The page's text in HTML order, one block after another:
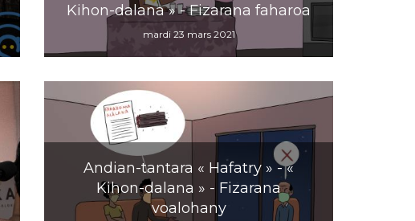
Kihon-dalana » - Fizarana faharoa
mardi 23 mars 2021
Andian-tantara « Hafatry » - «
Kihon-dalana » - Fizarana
voalohany